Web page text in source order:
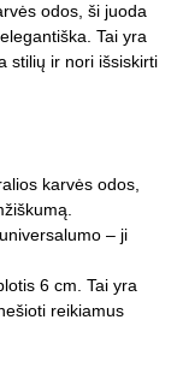
odos, ši juoda
Tai yra
stilių ir nori išsiskirti
karvės odos,
– ji
6 cm. Tai yra
reikiamus